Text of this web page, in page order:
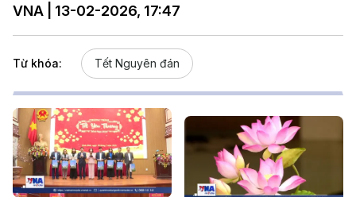
VNA | 13-02-2026, 17:47
Từ khóa: Tết Nguyên đán